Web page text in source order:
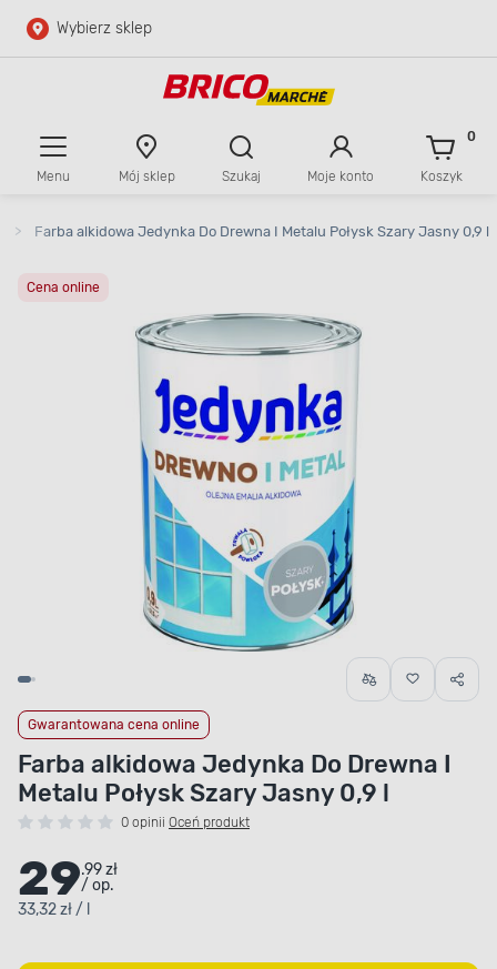
Przejdź do głównej zawartości
Wybierz sklep
Menu Mój sklep Szukaj Moje konto Koszyk
0
> Farba alkidowa Jedynka Do Drewna I Metalu Połysk Szary Jasny 0,9 l
Cena online
Gwarantowana cena online
Farba alkidowa Jedynka Do Drewna I
Metalu Połysk Szary Jasny 0,9 l
0 opinii Oceń produkt
29.99 zł
/ op.
33,32 zł / l